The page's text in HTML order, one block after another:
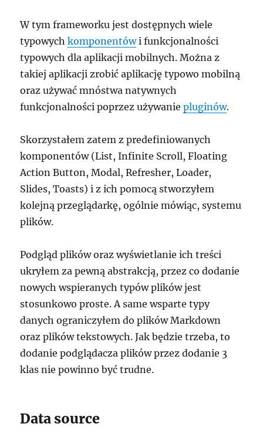
W tym frameworku jest dostępnych wiele
typowychkomponentówi funkcjonalności
typowych dla aplikacji mobilnych. Można z
takiej aplikacji zrobić aplikację typowo mobilną
oraz używać mnóstwa natywnych
funkcjonalności poprzez używaniepluginów.
Skorzystałem zatem z predefiniowanych
komponentów (List, Infinite Scroll, Floating
Action Button, Modal, Refresher, Loader,
Slides, Toasts) i z ich pomocą stworzyłem
kolejną przeglądarkę, ogólnie mówiąc, systemu
plików.
Podgląd plików oraz wyświetlanie ich treści
ukryłem za pewną abstrakcją, przez co dodanie
nowych wspieranych typów plików jest
stosunkowo proste. A same wsparte typy
danych ograniczyłem do plików Markdown
oraz plików tekstowych. Jak będzie trzeba, to
dodanie podglądacza plików przez dodanie 3
klas nie powinno być trudne.
Data source